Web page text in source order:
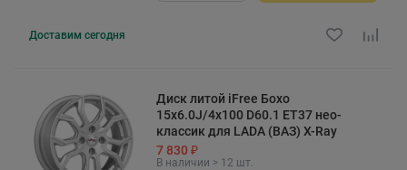
Доставим сегодня
Диск литой iFree Бохо
15x6.0J/4x100 D60.1 ET37 нео-
классик для LADA (ВАЗ) X-Ray
7 830 ₽
В наличии > 12 шт.